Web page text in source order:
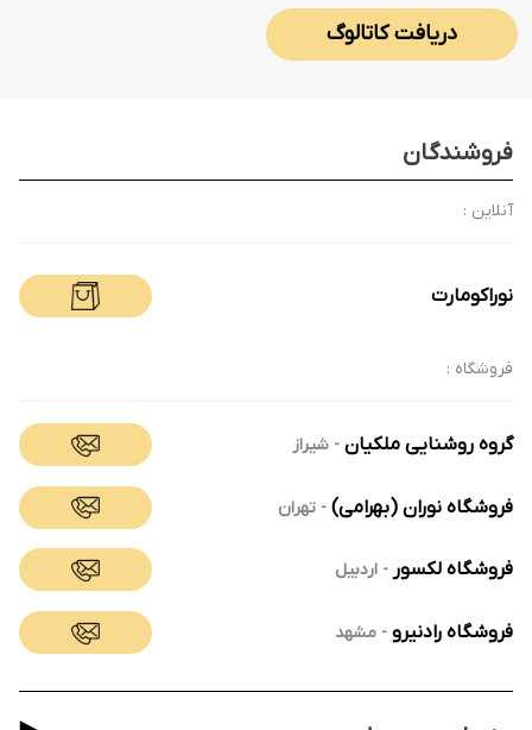
دریافت کاتالوگ
فروشندگان
آنلاین :
نوراکومارت
فروشگاه :
گروه روشنایی ملکیان - شیراز
فروشگاه نوران (بهرامی) - تهران
فروشگاه لکسور - اردبیل
فروشگاه رادنیرو - مشهد